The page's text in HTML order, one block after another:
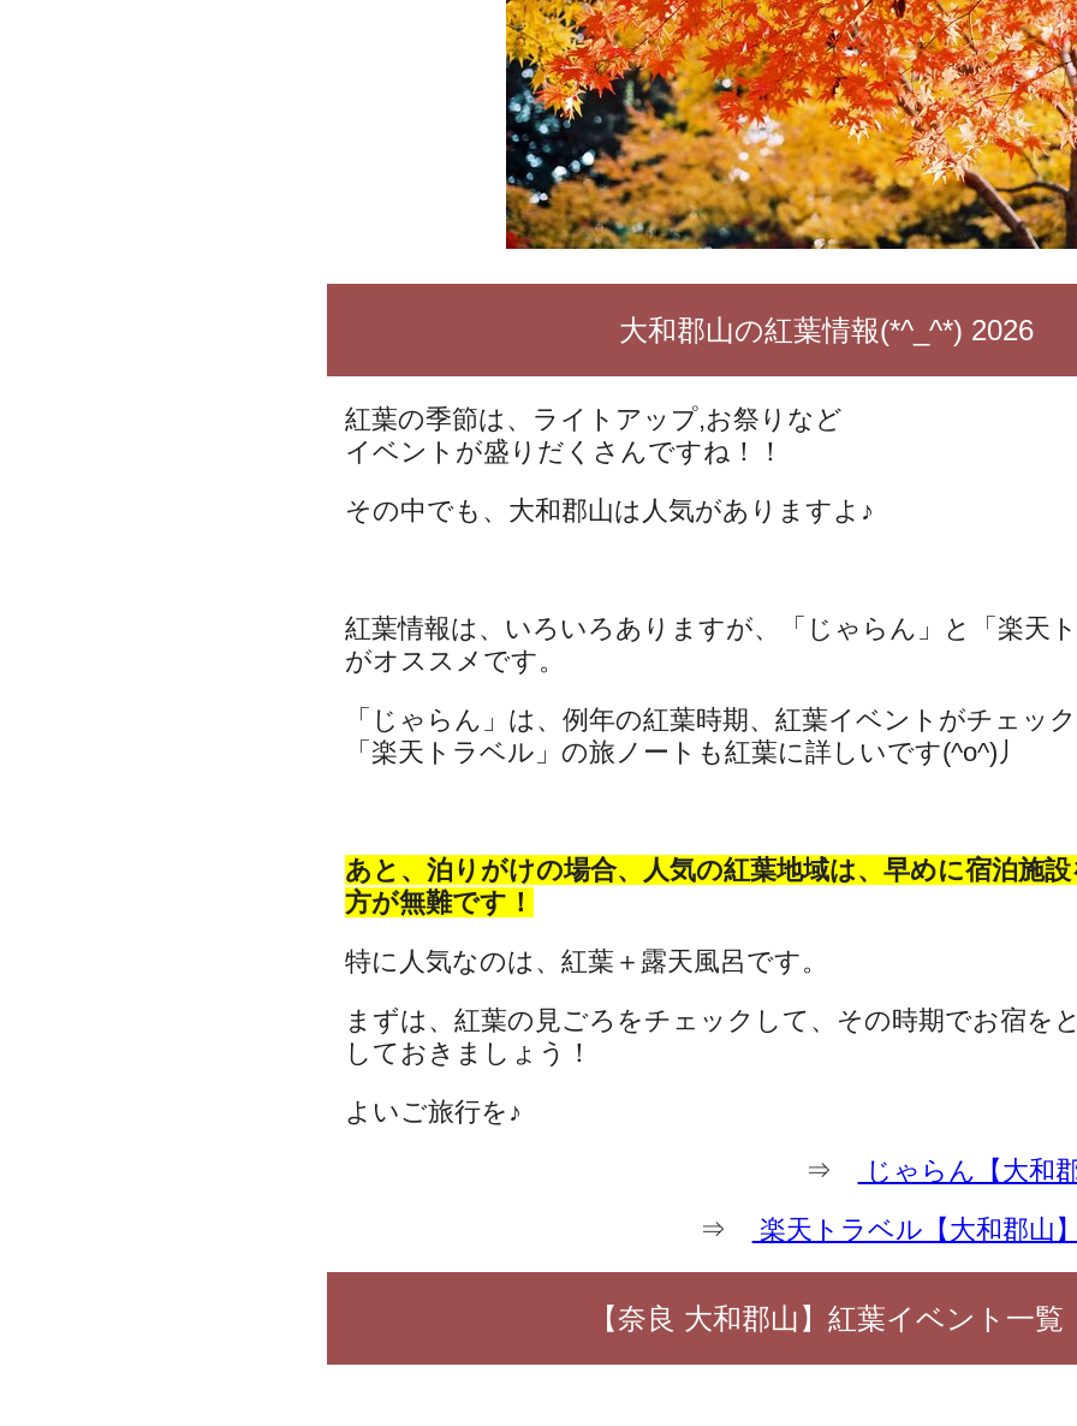
大和郡山の紅葉情報(*^_^*) 2026
紅葉の季節は、ライトアップ,お祭りなど
イベントが盛りだくさんですね！！
その中でも、大和郡山は人気がありますよ♪
紅葉情報は、いろいろありますが、「じゃらん」と「楽天
がオススメです。
「じゃらん」は、例年の紅葉時期、紅葉イベントがチェッ
「楽天トラベル」の旅ノートも紅葉に詳しいです(^o^)丿
あと、泊りがけの場合、人気の紅葉地域は、早めに宿泊施
方が無難です！
特に人気なのは、紅葉＋露天風呂です。
まずは、紅葉の見ごろをチェックして、その時期でお宿を
しておきましょう！
よいご旅行を♪
⇒
じゃらん【大和
⇒
楽天トラベル【大和郡山
【奈良 大和郡山】紅葉イベント一覧